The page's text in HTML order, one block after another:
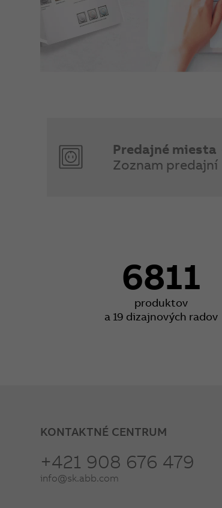
Predajné miesta
Zoznam predajní
6811
produktov
a 19 dizajnových radov
KONTAKTNÉ CENTRUM
+421 908 676 479
info@sk.abb.com